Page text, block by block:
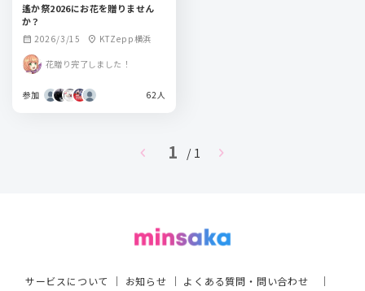
遙か祭2026にお花を贈りません
か？
calendar_month 2026/3/15 location_on KTZepp横浜
花贈り完了しました！
参加 62人
chevron_left 1 / 1 chevron_right
サービスについて ｜ お知らせ ｜ よくある質問・問い合わせ ｜